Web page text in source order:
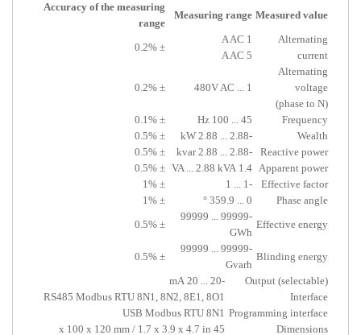
Measured value
Measuring range
Accuracy of the measuring
range
Alternating
current
1 A AC
5 A AC
± 0.2%
Alternating
voltage
(phase to N)
1 ... 480V AC
± 0.2%
Frequency
45 ... 100 Hz
± 0.1%
Wealth
-2.88 ... 2.88 kW
± 0.5%
Reactive power
-2.88 ... 2.88 kvar
± 0.5%
Apparent power
1.4 VA ... 2.88 kVA
± 0.5%
Effective factor
-1 ... 1
± 1%
Phase angle
0 ... 359.9 °
± 1%
Effective energy
-99999 ... 99999
GWh
± 0.5%
Blinding energy
-99999 ... 99999
Gvarh
± 0.5%
Output (selectable)
-20 ... 20 mA
Interface
RS485 Modbus RTU 8N1, 8N2, 8E1, 8O1
Programming interface
USB Modbus RTU 8N1
Dimensions
45 x 100 x 120 mm / 1.7 x 3.9 x 4.7 in